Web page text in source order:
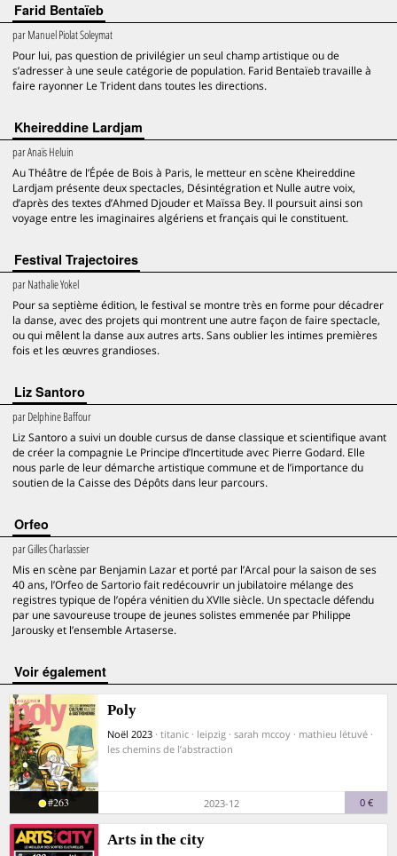
Farid Bentaïeb
parManuel Piolat Soleymat
Pour lui, pas question de privilégier un seul champ artistique ou de
s’adresser à une seule catégorie de population. Farid Bentaïeb travaille à
faire rayonner Le Trident dans toutes les directions.
Kheireddine Lardjam
parAnaïs Heluin
Au Théâtre de l’Épée de Bois à Paris, le metteur en scène Kheireddine
Lardjam présente deux spectacles, Désintégration et Nulle autre voix,
d’après des textes d’Ahmed Djouder et Maïssa Bey. Il poursuit ainsi son
voyage entre les imaginaires algériens et français qui le constituent.
Festival Trajectoires
parNathalie Yokel
Pour sa septième édition, le festival se montre très en forme pour décadrer
la danse, avec des projets qui montrent une autre façon de faire spectacle,
ou qui mêlent la danse aux autres arts. Sans oublier les intimes premières
fois et les œuvres grandioses.
Liz Santoro
parDelphine Baffour
Liz Santoro a suivi un double cursus de danse classique et scientifique avant
de créer la compagnie Le Principe d’Incertitude avec Pierre Godard. Elle
nous parle de leur démarche artistique commune et de l’importance du
soutien de la Caisse des Dépôts dans leur parcours.
Orfeo
parGilles Charlassier
Mis en scène par Benjamin Lazar et porté par l’Arcal pour la saison de ses
40 ans, l’Orfeo de Sartorio fait redécouvrir un jubilatoire mélange des
registres typique de l’opéra vénitien du XVIIe siècle. Un spectacle défendu
par une savoureuse troupe de jeunes solistes emmenée par Philippe
Jarousky et l’ensemble Artaserse.
voir également
Poly
Noël 2023 · titanic · leipzig · sarah mccoy · mathieu létuvé ·
les chemins de l’abstraction
#263 2023-12 0 €
Arts in the city